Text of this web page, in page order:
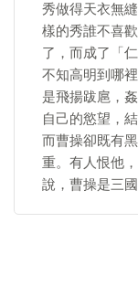
秀做得天衣無
樣的秀誰不喜
了，而成了「
不知高明到哪
是飛揚跋扈，
自己的慾望，
而曹操卻既有
重。有人恨他
說，曹操是三